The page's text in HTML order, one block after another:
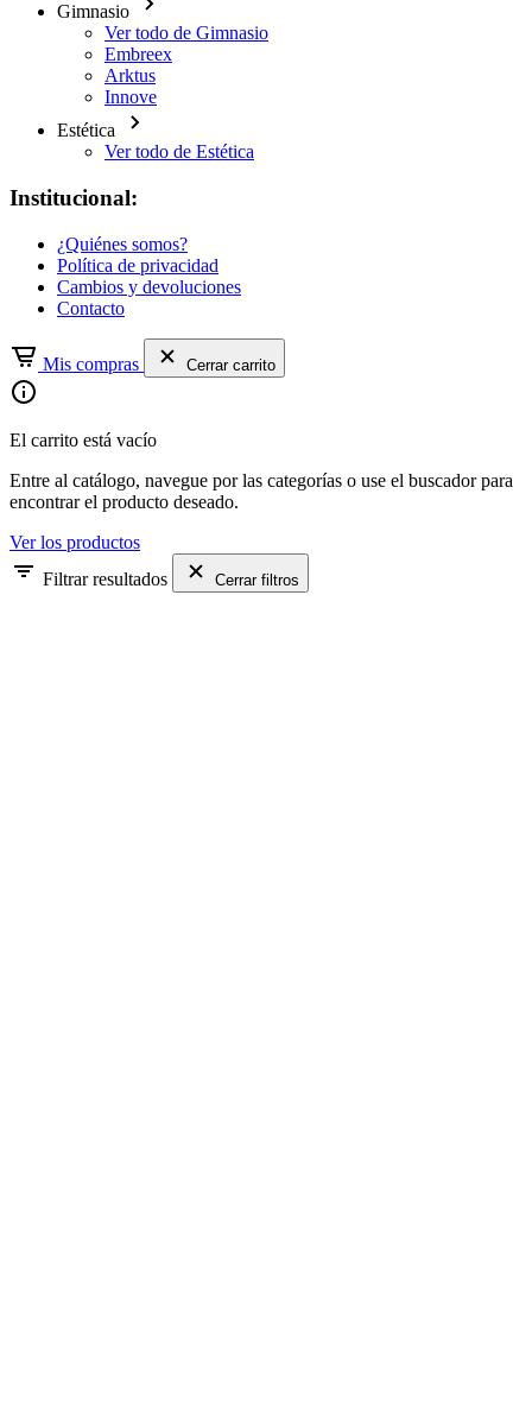
Gimnasio
Ver todo de Gimnasio
Embreex
Arktus
Innove
Estética
Ver todo de Estética
Institucional:
¿Quiénes somos?
Política de privacidad
Cambios y devoluciones
Contacto
Mis compras Cerrar carrito
El carrito está vacío
Entre al catálogo, navegue por las categorías o use el buscador para
encontrar el producto deseado.
Ver los productos
Filtrar resultados
Cerrar filtros